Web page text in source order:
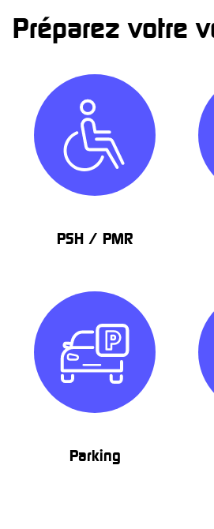
Préparez votre
PSH / PMR
Parking